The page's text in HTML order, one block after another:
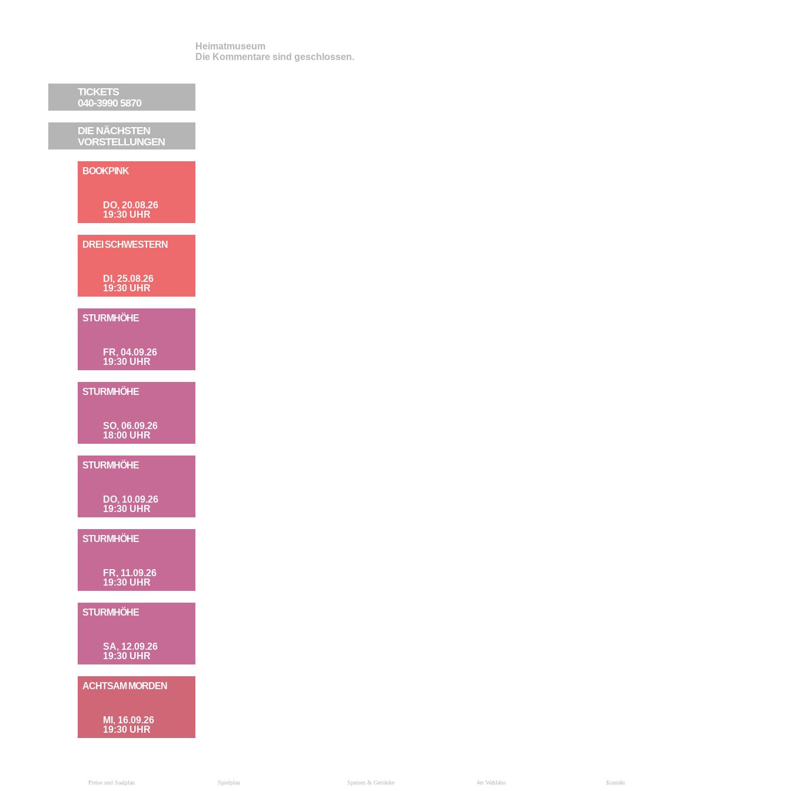
TICKETS
040-3990 5870
DIE NÄCHSTEN
VORSTELLUNGEN
BOOKPINK
DO, 20.08.26
19:30 UHR
DREI SCHWESTERN
DI, 25.08.26
19:30 UHR
STURMHÖHE
FR, 04.09.26
19:30 UHR
STURMHÖHE
SO, 06.09.26
18:00 UHR
STURMHÖHE
DO, 10.09.26
19:30 UHR
STURMHÖHE
FR, 11.09.26
19:30 UHR
STURMHÖHE
SA, 12.09.26
19:30 UHR
ACHTSAM MORDEN
MI, 16.09.26
19:30 UHR
Heimatmuseum
Die Kommentare sind geschlossen.
Preise und Saalplan Spielplan Speisen & Getränke 4er Wahlabo Kontakt